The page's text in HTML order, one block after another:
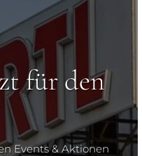
für den
Events & Aktionen